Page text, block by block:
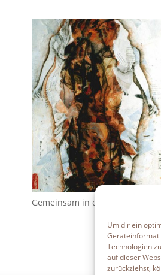
Um dir ein
Technologien
auf dieser
zurückziehst,
Gemeinsam in die Vergangenheit